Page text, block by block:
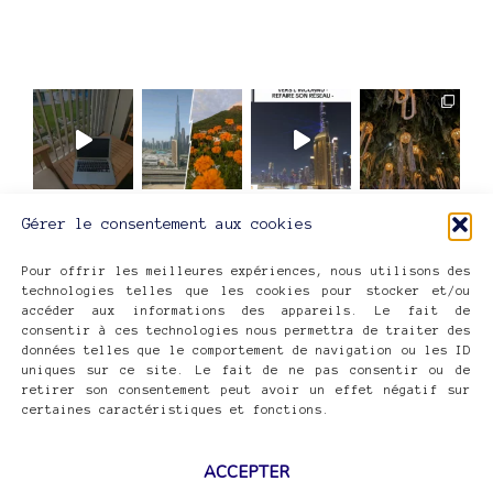
Gérer le consentement aux cookies
Pour offrir les meilleures expériences, nous utilisons des
technologies telles que les cookies pour stocker et/ou
accéder aux informations des appareils. Le fait de
consentir à ces technologies nous permettra de traiter des
données telles que le comportement de navigation ou les ID
uniques sur ce site. Le fait de ne pas consentir ou de
retirer son consentement peut avoir un effet négatif sur
certaines caractéristiques et fonctions.
ACCEPTER
ME SUIVRE SUR INSTAGRAM
©2026 INES.IO